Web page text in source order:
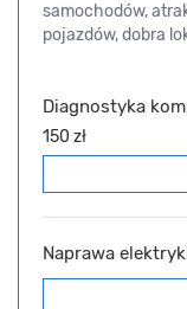
samochodów,
pojazdów, dobra
Diagnostyka
150 zł
Naprawa